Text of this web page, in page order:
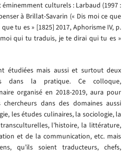
éminemment culturels : Larbaud (1997 :
à Brillat-Savarin (« Dis moi ce que
tu es » [1825] 2017, Aphorisme IV, p.
qui tu traduis, je te dirai qui tu es »
étudiées mais aussi et surtout deux
dans la pratique. Ce colloque,
organisé en 2018-2019, aura pour
chercheurs dans des domaines aussi
les études culinaires, la sociologie, la
l’histoire, la littérature,
et de la communication, etc. mais
qu’ils soient traducteurs, chefs,